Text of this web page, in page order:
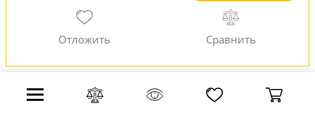
-75%